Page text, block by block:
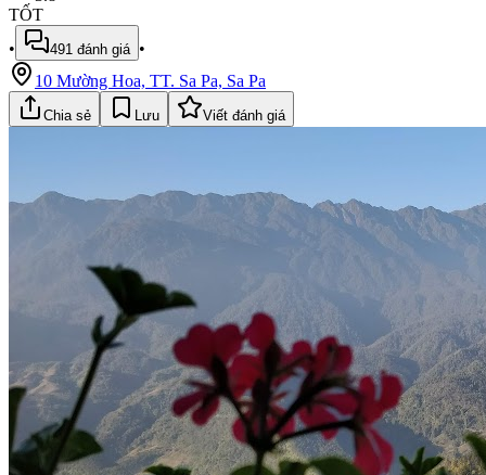
TỐT
•
491 đánh giá •
10 Mường Hoa, TT. Sa Pa, Sa Pa
Chia sẻ Lưu Viết đánh giá